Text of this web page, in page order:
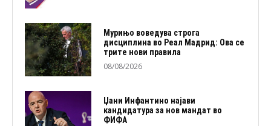
Мурињо воведува строга
дисциплина во Реал Мадрид: Ова се
трите нови правила
08/08/2026
Џани Инфантино најави
кандидатура за нов мандат во
ФИФА